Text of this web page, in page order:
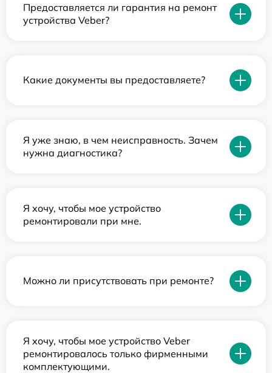
Предоставляется ли гарантия на ремонт
устройства Veber?
Какие документы вы предоставляете?
Я уже знаю, в чем неисправность. Зачем
нужна диагностика?
Я хочу, чтобы мое устройство
ремонтировали при мне.
Можно ли присутствовать при ремонте?
Я хочу, чтобы мое устройство Veber
ремонтировалось только фирменными
комплектующими.